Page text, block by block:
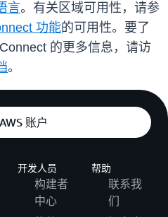
言。有关区域可用性，请参
功能的可用性。要了
的更多信息，请访
。
账户
开发人员
构建者
中心
帮助
联系我
们